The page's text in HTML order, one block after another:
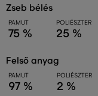
zseb bélés
PAMUT
75 %
POLIÉSZTER
25 %
felső anyag
PAMUT
97 %
POLIÉSZTER
2 %